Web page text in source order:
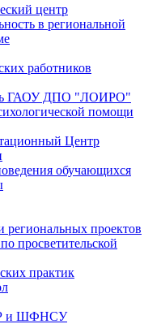
центр
в региональной
работников
ГАОУ ДПО "ЛОИРО"
помощи
Центр
обучающихся
проектов
просветительской
практик
и ШФНСУ